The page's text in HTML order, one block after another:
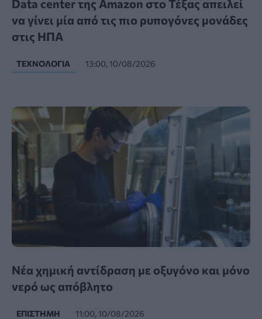
Data center της Amazon στο Τέξας απειλεί
να γίνει μία από τις πιο ρυπογόνες μονάδες
στις ΗΠΑ
ΤΕΧΝΟΛΟΓΊΑ 13:00, 10/08/2026
Νέα χημική αντίδραση με οξυγόνο και μόνο
νερό ως απόβλητο
ΕΠΙΣΤΉΜΗ 11:00, 10/08/2026